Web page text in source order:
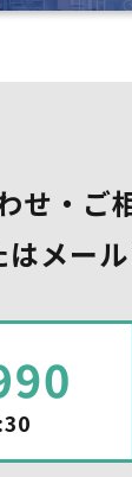
せ・ご
はメー